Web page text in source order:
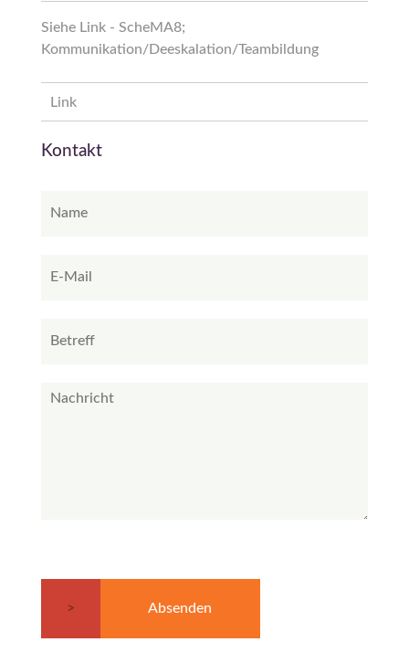
Siehe Link - ScheMA8;
Kommunikation/Deeskalation/Teambildung
Link
Kontakt
Absenden